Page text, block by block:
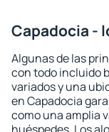
Capadocia -
Algunas de las
con todo incluido
variados y una
en Capadocia
como una amplia